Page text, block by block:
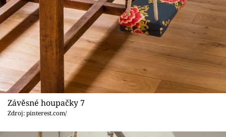
Závěsné houpačky 7
Zdroj: pinterest.com/